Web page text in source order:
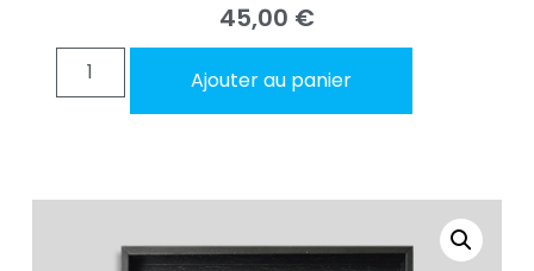
45,00 €
Ajouter au panier